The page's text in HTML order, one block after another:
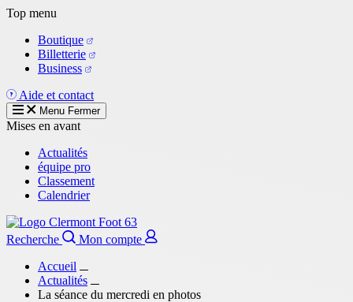
Aller
contenu
principal
Top menu
Boutique
Billetterie
Business
Aide et contact
Menu Fermer
Mises en avant
Actualités
équipe pro
Classement
Calendrier
Recherche
Mon compte
Accueil
Actualités
La séance du mercredi en photos